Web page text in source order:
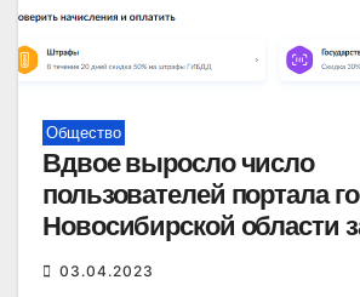
Общество
Вдвое выросло число
пользователей портала
Новосибирской области
03.04.2023